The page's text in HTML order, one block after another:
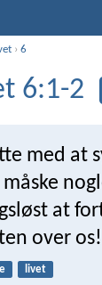
›6
6:1-2
med at
at
over os!
livet